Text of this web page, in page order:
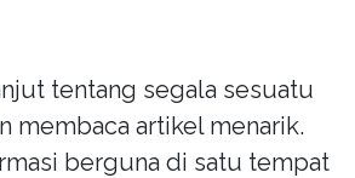
tentang segala sesuatu
membaca artikel menarik.
berguna di satu tempat